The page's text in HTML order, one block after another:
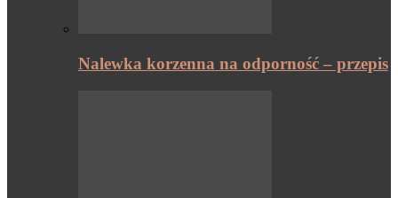
Nalewka korzenna na odporność – przepis